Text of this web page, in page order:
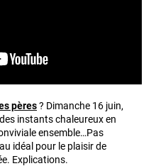
pères? Dimanche 16 juin,
instants chaleureux en
ensemble…Pas
idéal pour le plaisir de
Explications.